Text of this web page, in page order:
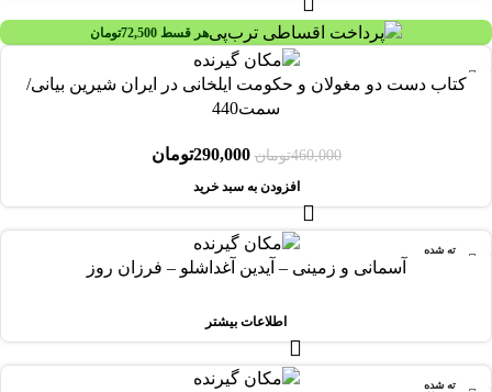
هر قسط 72,500تومان
کتاب دست دو مغولان و حکومت ایلخانی در ایران شیرین بیانی/
سمت440
460,000تومان 290,000تومان
افزودن به سبد خرید
فروخته شده
آسمانی و زمینی – آیدین آغداشلو – فرزان روز
اطلاعات بیشتر
فروخته شده